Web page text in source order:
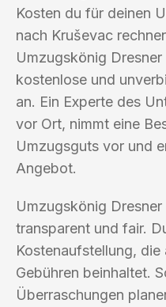
Kosten du für deinen
nach Kruševac
Umzugskönig
kostenlose und
an. Ein Experte des
vor Ort, nimmt eine
Umzugsguts vor und
Angebot.
Umzugskönig
transparent und fair.
Kostenaufstellung, die
Gebühren beinhaltet.
Überraschungen